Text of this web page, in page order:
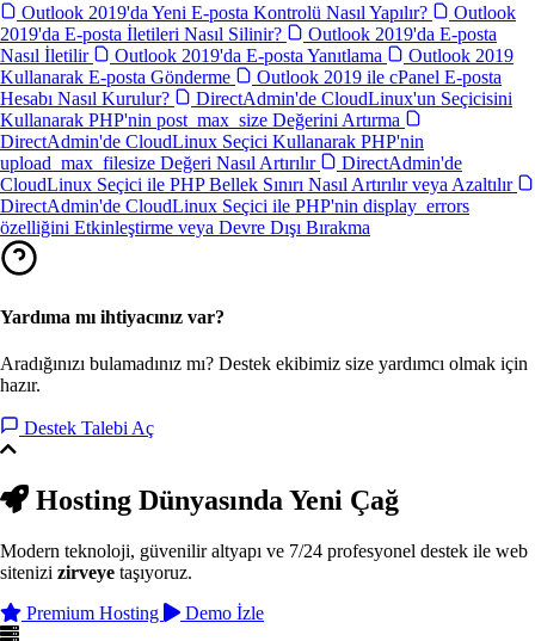
Outlook 2019'da Yeni E-posta Kontrolü Nasıl Yapılır?
Outlook
2019'da E-posta İletileri Nasıl Silinir?
Outlook 2019'da E-posta
Nasıl İletilir
Outlook 2019'da E-posta Yanıtlama
Outlook 2019
Kullanarak E-posta Gönderme
Outlook 2019 ile cPanel E-posta
Hesabı Nasıl Kurulur?
DirectAdmin'de CloudLinux'un Seçicisini
Kullanarak PHP'nin post_max_size Değerini Artırma
DirectAdmin'de CloudLinux Seçici Kullanarak PHP'nin
upload_max_filesize Değeri Nasıl Artırılır
DirectAdmin'de
CloudLinux Seçici ile PHP Bellek Sınırı Nasıl Artırılır veya Azaltılır
DirectAdmin'de CloudLinux Seçici ile PHP'nin display_errors
özelliğini Etkinleştirme veya Devre Dışı Bırakma
Yardıma mı ihtiyacınız var?
Aradığınızı bulamadınız mı? Destek ekibimiz size yardımcı olmak için
hazır.
Destek Talebi Aç
Hosting DünyasındaYeni Çağ
Modern teknoloji, güvenilir altyapı ve 7/24 profesyonel destek ile web
sitenizi zirveye taşıyoruz.
Premium Hosting
Demo İzle